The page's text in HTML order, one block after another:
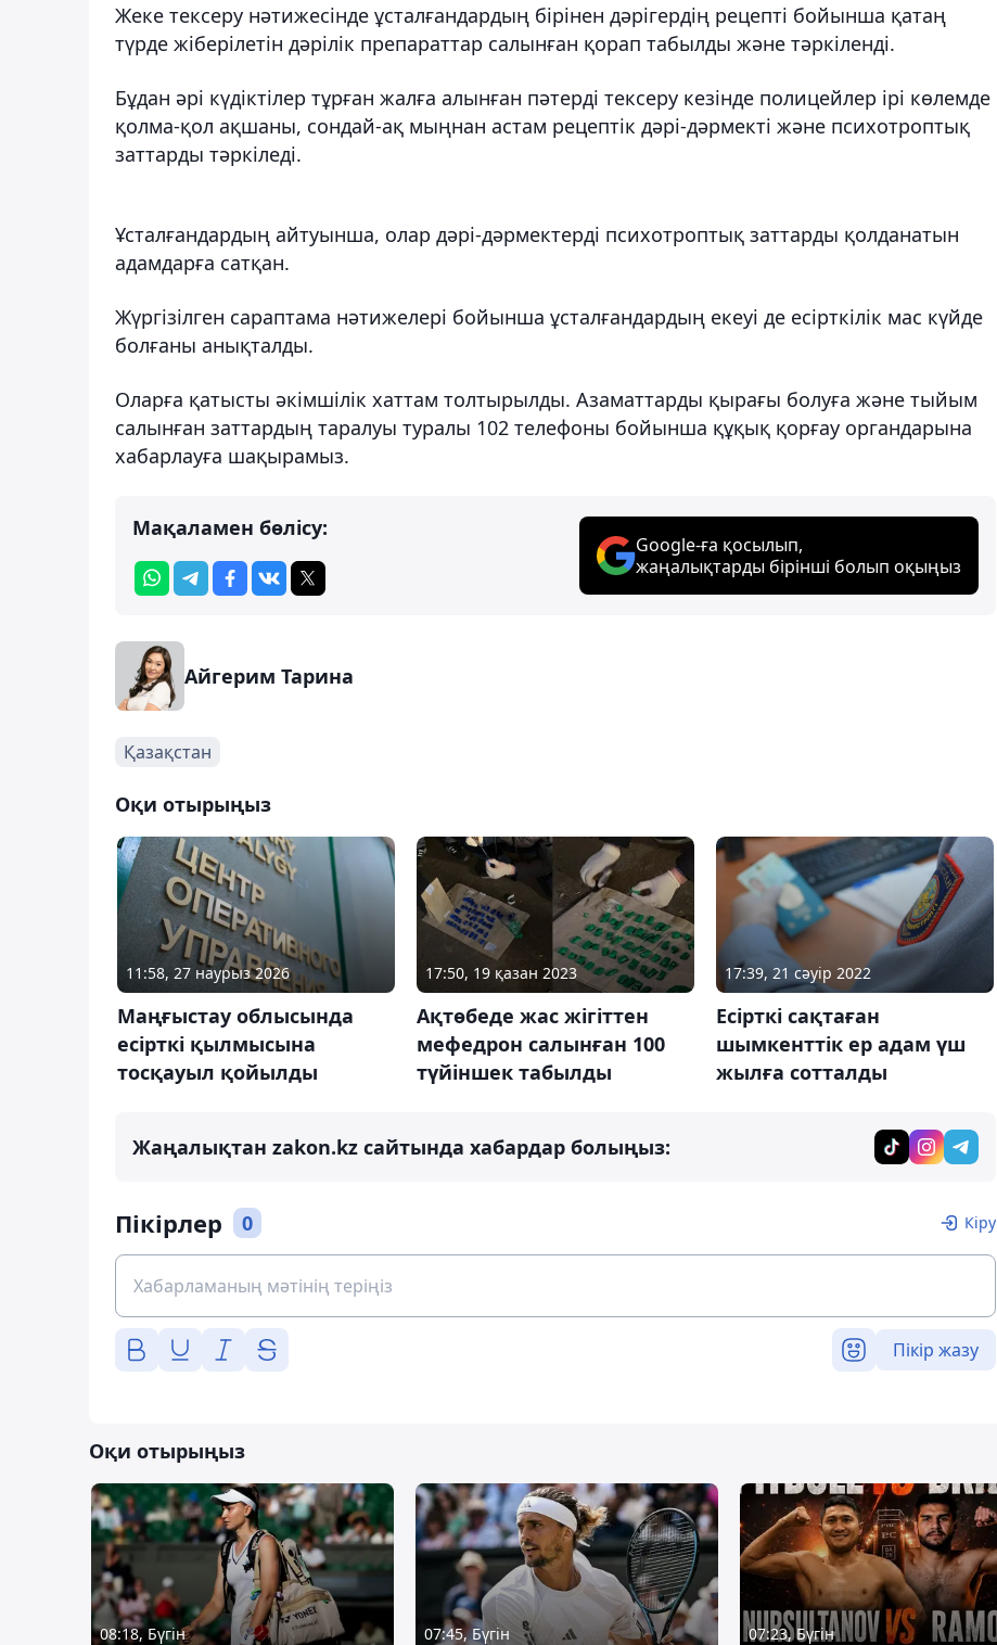
Жеке тексеру нәтижесінде ұсталғандардың бірінен дәрігердің рецепті бойынша қатаң
түрде жіберілетін дәрілік препараттар салынған қорап табылды және тәркіленді.
Бұдан әрі күдіктілер тұрған жалға алынған пәтерді тексеру кезінде полицейлер ірі көлемде
қолма-қол ақшаны, сондай-ақ мыңнан астам рецептік дәрі-дәрмекті және психотроптық
заттарды тәркіледі.
Ұсталғандардың айтуынша, олар дәрі-дәрмектерді психотроптық заттарды қолданатын
адамдарға сатқан.
Жүргізілген сараптама нәтижелері бойынша ұсталғандардың екеуі де есірткілік мас күйде
болғаны анықталды.
Оларға қатысты әкімшілік хаттам толтырылды. Азаматтарды қырағы болуға және тыйым
салынған заттардың таралуы туралы 102 телефоны бойынша құқық қорғау органдарына
хабарлауға шақырамыз.
Мақаламен бөлісу:
Google-ға қосылып,
жаңалықтарды бірінші болып оқыңыз
Айгерим Тарина
Қазақстан
Оқи отырыңыз
11:58, 27 наурыз 2026
Маңғыстау облысында
есірткі қылмысына
тосқауыл қойылды
17:50, 19 қазан 2023
Ақтөбеде жас жігіттен
мефедрон салынған 100
түйіншек табылды
17:39, 21 сәуір 2022
Есірткі сақтаған
шымкенттік ер адам үш
жылға сотталды
Жаңалықтан zakon.kz сайтында хабардар болыңыз:
Пікірлер 0 Кіру
Пікір жазу
Оқи отырыңыз
08:18, Бүгін 07:45, Бүгін 07:23, Бүгін